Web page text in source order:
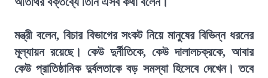
মন্ত্রী বলেন, বিচার বিভাগের সংকট নিয়ে মানুষের বিভিন্ন ধরনের
মূল্যায়ন রয়েছে। কেউ দুর্নীতিকে, কেউ দালালচক্রকে, আবার
কেউ প্রাতিষ্ঠানিক দুর্বলতাকে বড় সমস্যা হিসেবে দেখেন। তবে